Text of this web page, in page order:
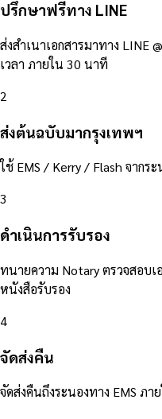
ปรึกษาฟรีทาง LINE
ส่งสำเนาเอกสารมาทาง LINE
เวลา ภายใน 30 นาที
2
ส่งต้นฉบับมากรุงเทพฯ
ใช้ EMS / Kerry / Flash จากร
3
ดำเนินการรับรอง
ทนายความ Notary ตรวจสอบ
หนังสือรับรอง
4
จัดส่งคืน
จัดส่งคืนถึงระนองทาง EMS ภ